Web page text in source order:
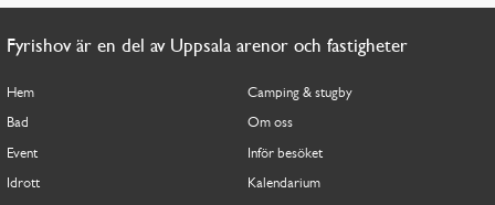
Fyrishov är en del av Uppsala arenor och fastigheter
Hem
Bad
Event
Idrott
Camping & stugby
Om oss
Inför besöket
Kalendarium